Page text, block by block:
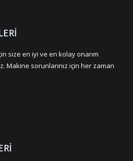
size en iyi ve en kolay onarım
Makine sorunlarınız için her zaman